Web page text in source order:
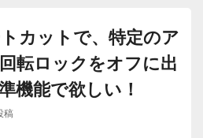
カットで、特定のア
転ロックをオフに出
機能で欲しい！
稿